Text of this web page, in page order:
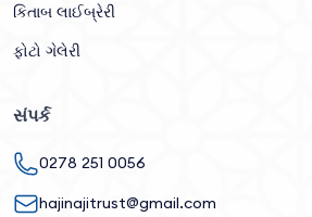
કિતાબ લાઈબ્રેરી
ફોટો ગેલેરી
સંપર્ક
0278 251 0056
hajinajitrust@gmail.com